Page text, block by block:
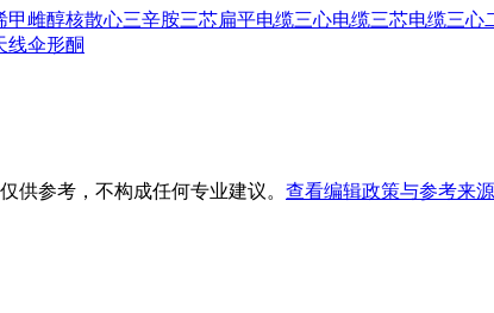
甲雌醇核散心三辛胺三芯扁平电缆三心电缆三芯电缆三心
线伞形酮
供参考，不构成任何专业建议。 查看编辑政策与参考来